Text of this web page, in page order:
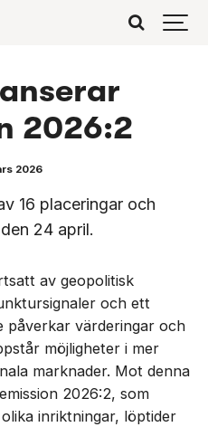
2026:2
2026
16 placeringar och
24 april.
av geopolitisk
och ett
påverkar värderingar och
möjligheter i mer
marknader. Mot denna
2026:2, som
inriktningar, löptider